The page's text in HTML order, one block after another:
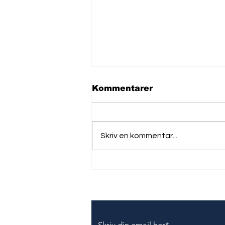
Kommentarer
Skriv en kommentar...